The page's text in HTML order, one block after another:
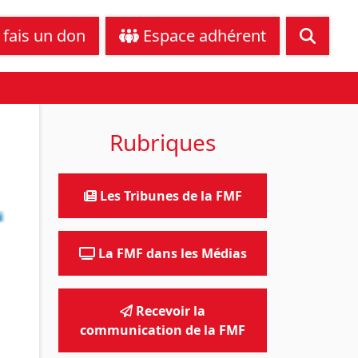
juridique Nous contacter
fais un don Espace adhérent
Rubriques
Les Tribunes de la FMF
La FMF dans les Médias
Recevoir la
communication de la FMF